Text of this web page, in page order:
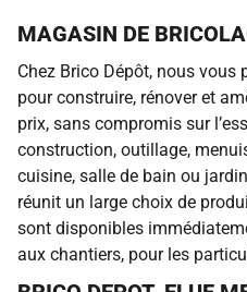
MAGASIN DE
Chez Brico Dépôt, nous vous
pour construire, rénover et
prix, sans compromis sur
construction, outillage,
cuisine, salle de bain ou
réunit un large choix de
sont disponibles
aux chantiers, pour les